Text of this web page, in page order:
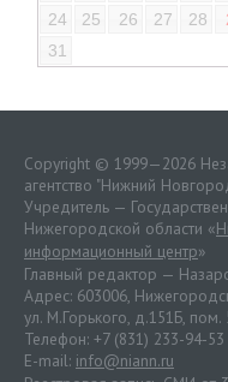
24
25 26 27 28
31
Copyright © 1999—2026
агентство "Нижний
Учредитель —
Нижегородской области «
информационный центр»
Главный редактор —
Адрес: 603006,
ул. М.Горького, д.151Б, пом.
Телефон: +7 (831) 233-94-53
E-mail: info@niann.ru